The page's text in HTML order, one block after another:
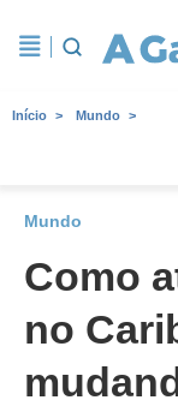
Início Mundo
Mundo
Como
no